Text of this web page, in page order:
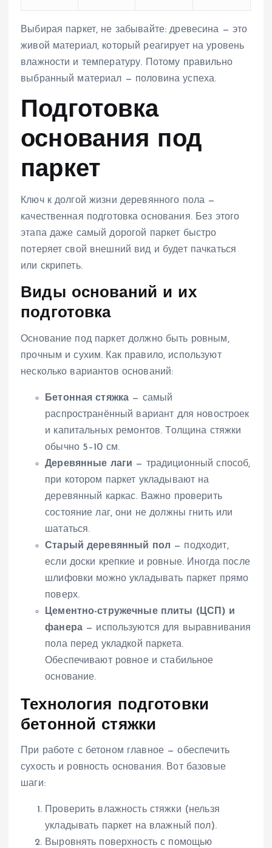
Выбирая паркет, не забывайте: древесина — это
живой материал, который реагирует на уровень
влажности и температуру. Потому правильно
выбранный материал — половина успеха.
Подготовка
основания под
паркет
Ключ к долгой жизни деревянного пола —
качественная подготовка основания. Без этого
этапа даже самый дорогой паркет быстро
потеряет свой внешний вид и будет пачкаться
или скрипеть.
Виды оснований и их
подготовка
Основание под паркет должно быть ровным,
прочным и сухим. Как правило, используют
несколько вариантов оснований:
Бетонная стяжка — самый
распространённый вариант для новостроек
и капитальных ремонтов. Толщина стяжки
обычно 5–10 см.
Деревянные лаги — традиционный способ,
при котором паркет укладывают на
деревянный каркас. Важно проверить
состояние лаг, они не должны гнить или
шататься.
Старый деревянный пол — подходит,
если доски крепкие и ровные. Иногда после
шлифовки можно укладывать паркет прямо
поверх.
Цементно-стружечные плиты (ЦСП) и
фанера— используются для выравнивания
пола перед укладкой паркета.
Обеспечивают ровное и стабильное
основание.
Технология подготовки
бетонной стяжки
При работе с бетоном главное — обеспечить
сухость и ровность основания. Вот базовые
шаги:
Проверить влажность стяжки (нельзя
укладывать паркет на влажный пол).
Выровнять поверхность с помощью